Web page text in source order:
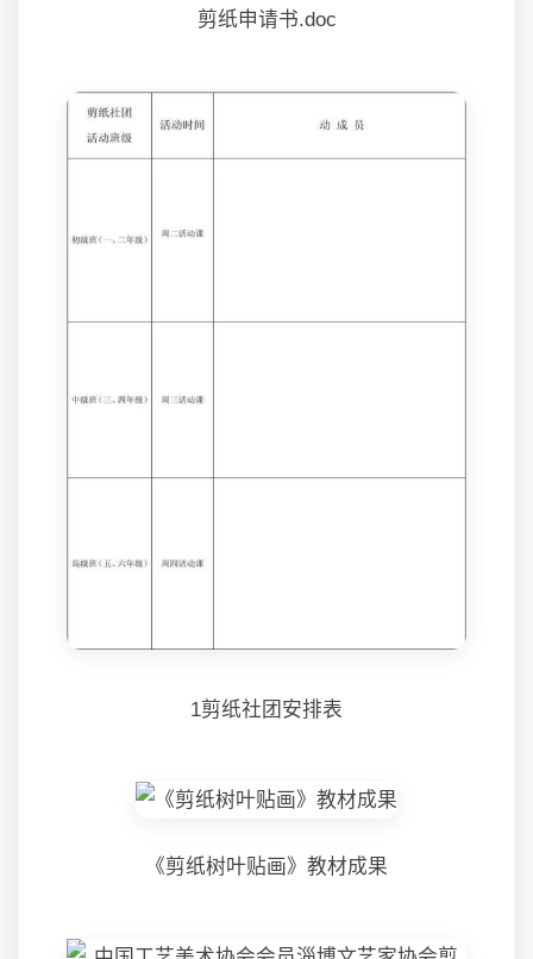
剪纸申请书.doc
1剪纸社团安排表
《剪纸树叶贴画》教材成果